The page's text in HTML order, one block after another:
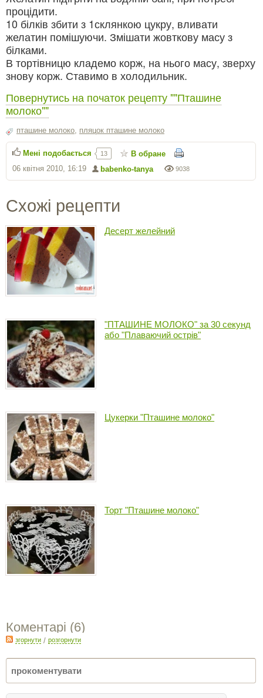
процідити.
10 білків збити з 1склянкою цукру, вливати
желатин помішуючи. Змішати жовткову масу з
білками.
В тортівницю кладемо корж, на нього масу, зверху
знову корж. Ставимо в холодильник.
Повернутись на початок рецепту ""Пташине
молоко""
пташине молоко, пляцок пташине молоко
9038
babenko-tanya
06 квітня 2010, 16:19
Мені подобається 13 В обране
Схожі рецепти
Десерт желейний
"ПТАШИНЕ МОЛОКО" за 30 секунд
або "Плаваючий острів"
Цукерки "Пташине молоко"
Торт "Пташине молоко"
Коментарі (6)
згорнути / розгорнути